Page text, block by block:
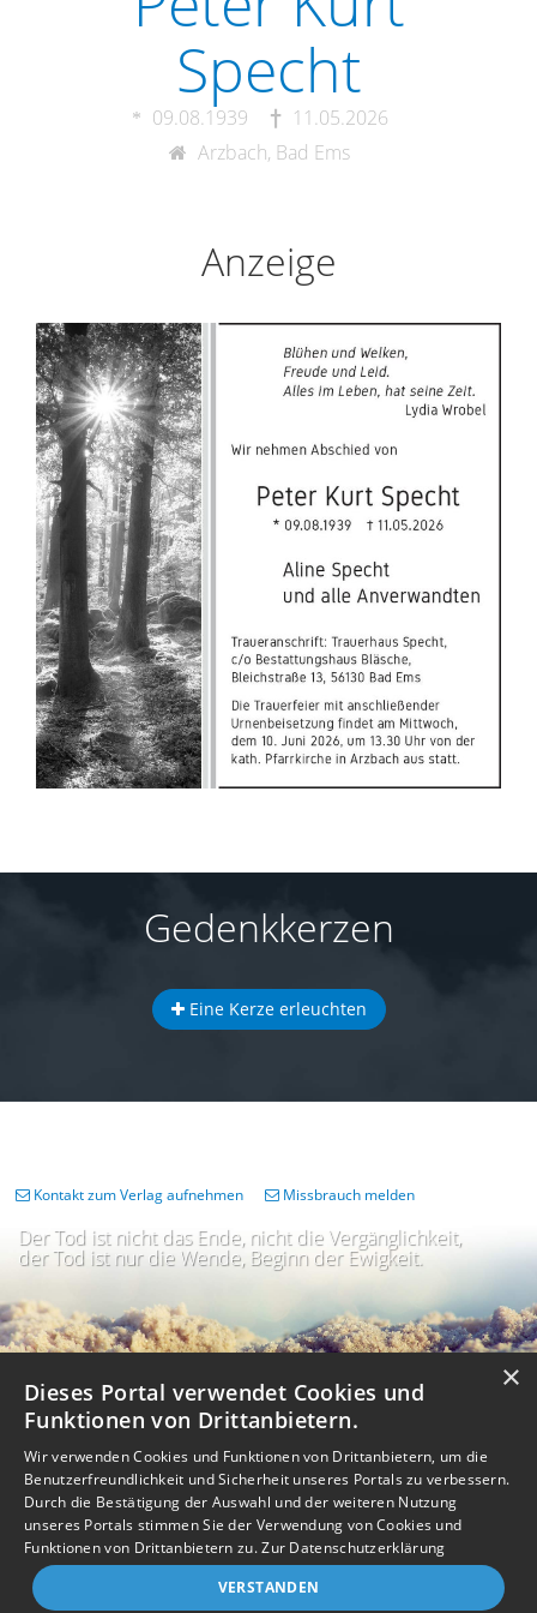
Specht
09.08.1939
11.05.2026
Arzbach, Bad Ems
Anzeige
Gedenkkerzen
Eine Kerze erleuchten
Der Tod ist nicht das Ende, nicht die Vergänglichkeit,
der Tod ist nur die Wende, Beginn der Ewigkeit.
Kontakt zum Verlag aufnehmen Missbrauch melden
Impressum Nutzungsbedingungen Datenschutz
AGB
Barrierefreiheit
Barriere melden
I
m
A
Accessibility-Modus aktivieren
IKontrastmodus aktivieren
eigenes Gedenkportal erstellen
×
Dieses Portal verwendet Cookies und
Funktionen von Drittanbietern.
Wir verwenden Cookies und Funktionen von Drittanbietern, um die
Benutzerfreundlichkeit und Sicherheit unseres Portals zu verbessern.
Durch die Bestätigung der Auswahl und der weiteren Nutzung
unseres Portals stimmen Sie der Verwendung von Cookies und
Funktionen von Drittanbietern zu.Zur Datenschutzerklärung
VERSTANDEN